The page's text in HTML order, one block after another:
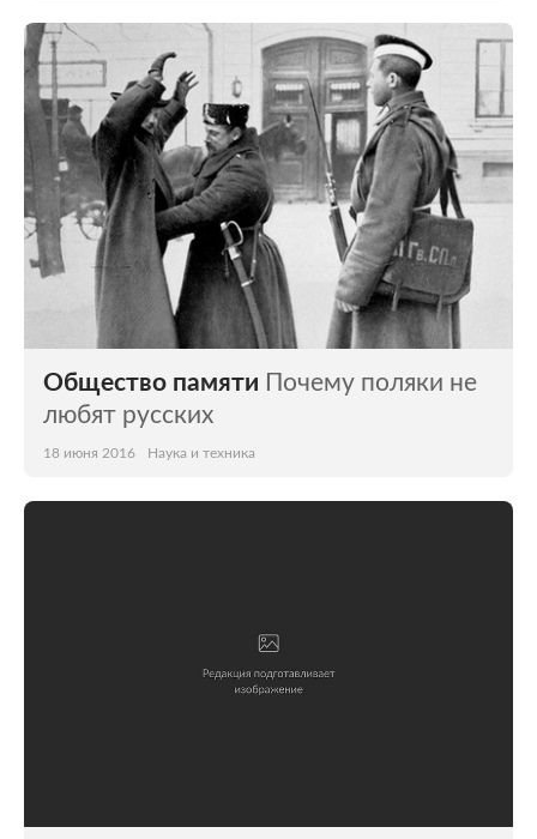
Общество памяти Почему поляки не
любят русских
18 июня 2016 Наука и техника